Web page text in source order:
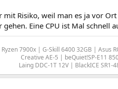
mit Risiko, weil man es ja vor
Eine CPU ist Mal schnell
Ryzen 7900x | G-Skill 6400 32GB | Asus
Creative AE-5 | beQuiet!SP-E11
Laing DDC-1T 12V | BlackICE